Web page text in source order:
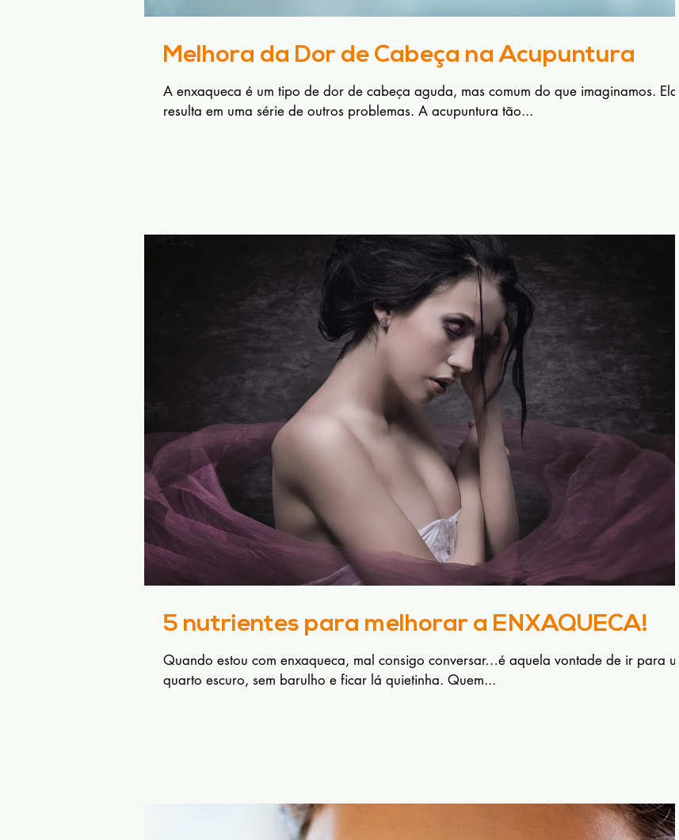
Melhora da Dor de Cabeça na Acupuntura
A enxaqueca é um tipo de dor de cabeça aguda, mas comum do que imaginamos. Ela
resulta em uma série de outros problemas. A acupuntura tão...
5 nutrientes para melhorar a ENXAQUECA!
Quando estou com enxaqueca, mal consigo conversar…é aquela vontade de ir para um
quarto escuro, sem barulho e ficar lá quietinha. Quem...